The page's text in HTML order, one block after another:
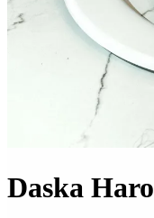
Daska Haro